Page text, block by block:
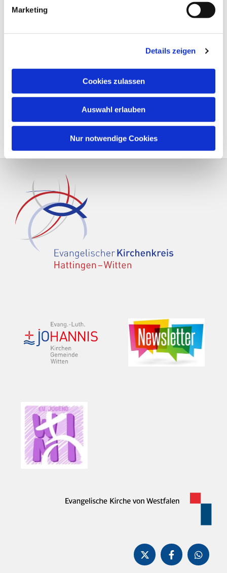
Marketing
Details zeigen
Cookies zulassen
Auswahl erlauben
Nur notwendige Cookies